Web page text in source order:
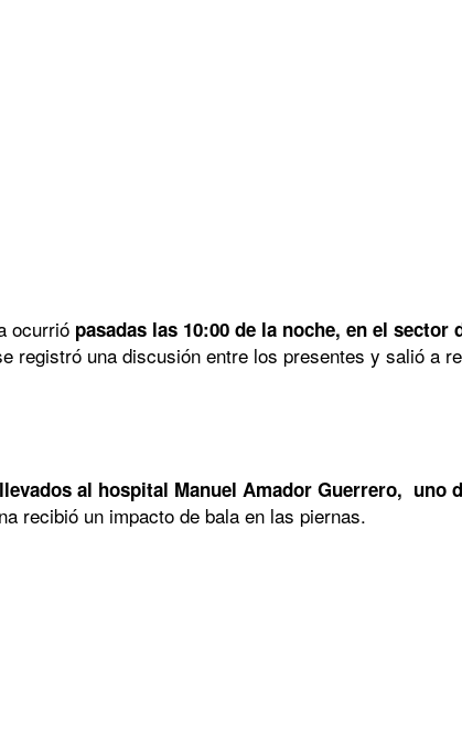
ocurrió pasadas las 10:00 de la noche, en el
registró una discusión entre los presentes y salió a
al hospital Manuel Amador Guerrero, uno
recibió un impacto de bala en las piernas.